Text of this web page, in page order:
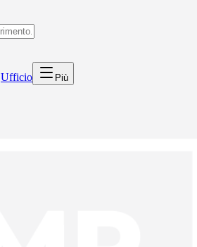
Ufficio Più